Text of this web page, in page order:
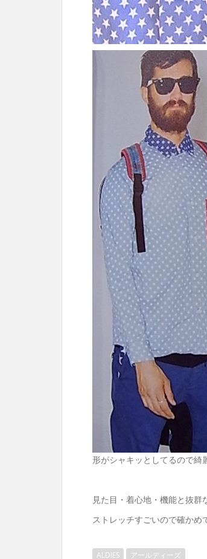
形がシャキッとしてるので綺
見た目・着心地・機能と抜群
ストレッチすごいので確かめ
ALDIES アールディーズ